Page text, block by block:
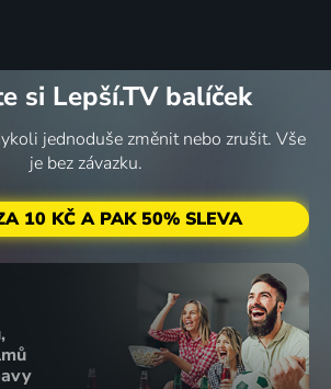
si Lepší.TV balíček
jednoduše změnit nebo zrušit. Vše
je bez závazku.
10 KČ A PAK 50% SLEVA